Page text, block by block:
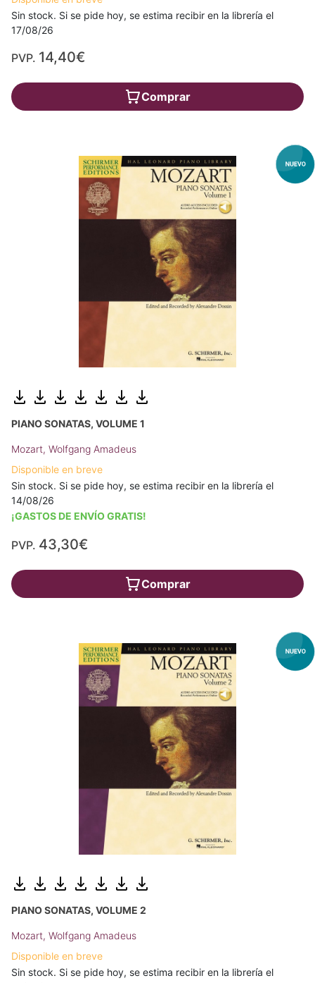
Sin stock. Si se pide hoy, se estima recibir en la librería el
17/08/26
PVP. 14,40€
Comprar
PIANO SONATAS, VOLUME 1
Mozart, Wolfgang Amadeus
Disponible en breve
Sin stock. Si se pide hoy, se estima recibir en la librería el
14/08/26
¡GASTOS DE ENVÍO GRATIS!
PVP. 43,30€
Comprar
PIANO SONATAS, VOLUME 2
Mozart, Wolfgang Amadeus
Disponible en breve
Sin stock. Si se pide hoy, se estima recibir en la librería el